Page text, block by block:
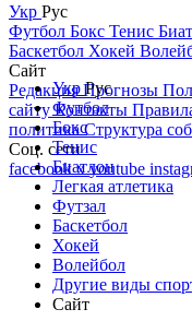
Укр Рус
Футбол Бокс Тенис
Баскетбол Хокей
Сайт
РедакцияПрогнозы
сайтуКонтакты
политикаСтруктура
Соц. сети
facebookxyoutube
УкрРус
Футбол
Бокс
Тенис
Биатлон
Легкая атлетика
Футзал
Баскетбол
Хокей
Волейбол
Другие виды
Сайт